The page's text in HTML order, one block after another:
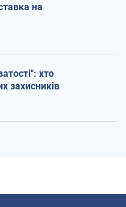
на
хто
захисників